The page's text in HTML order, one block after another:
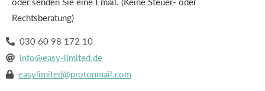
Rechtsberatung)
 030 60 98 172 10
 info@easy-limited.de
 easylimited@protonmail.com